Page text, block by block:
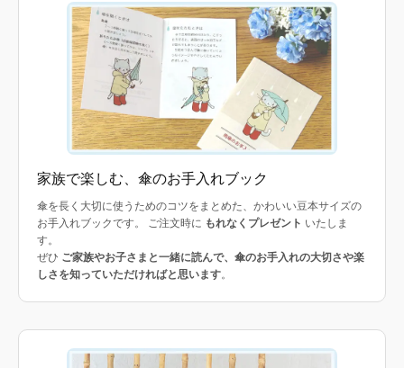
家族で楽しむ、傘のお手入れブック
傘を長く大切に使うためのコツをまとめた、かわいい豆本サイズの
お手入れブックです。 ご注文時に もれなくプレゼント いたしま
す。
ぜひ ご家族やお子さまと一緒に読んで、傘のお手入れの大切さや楽
しさを知っていただければと思います。